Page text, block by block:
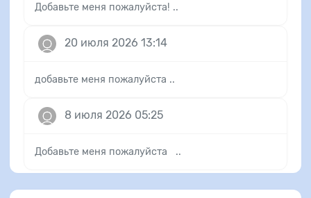
Добавьте меня пожалуйста! ..
20 июля 2026 13:14
добавьте меня пожалуйста ..
8 июля 2026 05:25
Добавьте меня пожалуйста ..